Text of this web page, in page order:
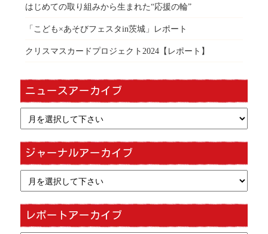
はじめての取り組みから生まれた“応援の輪”
「こども×あそびフェスタin茨城」レポート
クリスマスカードプロジェクト2024【レポート】
ニュースアーカイブ
ジャーナルアーカイブ
レポートアーカイブ